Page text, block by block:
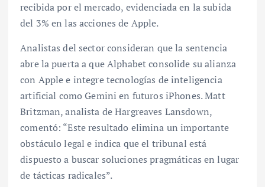
recibida por el mercado, evidenciada en la subida
del 3% en las acciones de Apple.
Analistas del sector consideran que la sentencia
abre la puerta a que Alphabet consolide su alianza
con Apple e integre tecnologías de inteligencia
artificial como Gemini en futuros iPhones. Matt
Britzman, analista de Hargreaves Lansdown,
comentó: “Este resultado elimina un importante
obstáculo legal e indica que el tribunal está
dispuesto a buscar soluciones pragmáticas en lugar
de tácticas radicales”.